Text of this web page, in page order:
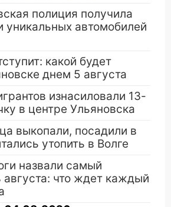
полиция получила
уникальных автомобилей
какой будет
днем 5 августа
изнасиловали 13-
в центре Ульяновска
выкопали, посадили в
утопить в Волге
назвали самый
что ждет каждый